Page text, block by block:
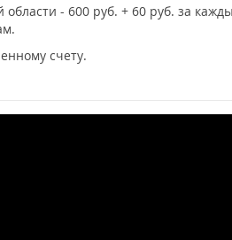
области - 600 руб. + 60 руб. за
счету.